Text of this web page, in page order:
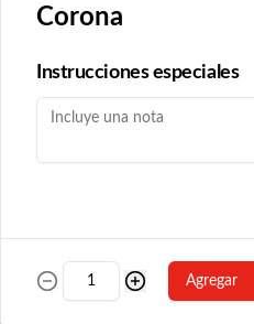
Con
Corona
Instrucciones especiales
Agregar